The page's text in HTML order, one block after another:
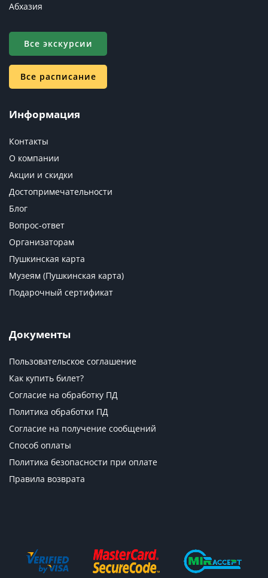
Абхазия
Все экскурсии
Все расписание
Информация
Контакты
О компании
Акции и скидки
Достопримечательности
Блог
Вопрос-ответ
Организаторам
Пушкинская карта
Музеям (Пушкинская карта)
Подарочный сертификат
Документы
Пользовательское соглашение
Как купить билет?
Согласие на обработку ПД
Политика обработки ПД
Согласие на получение сообщений
Способ оплаты
Политика безопасности при оплате
Правила возврата